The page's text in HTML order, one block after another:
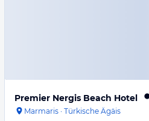
Premier Nergis Beach Hotel
Marmaris · Türkische Ägäis